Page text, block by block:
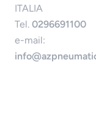
ITALIA
Tel. 0296691100
e-mail: